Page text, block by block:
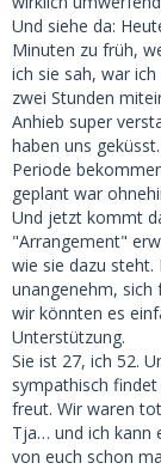
Und siehe da:
Minuten zu früh,
ich sie sah, war
zwei Stunden
Anhieb super
haben uns
Periode
geplant war
Und jetzt kommt
"Arrangement"
wie sie dazu steht.
unangenehm, sich
wir könnten es
Unterstützung.
Sie ist 27, ich 52.
sympathisch
freut. Wir waren
Tja… und ich kann
von euch schon